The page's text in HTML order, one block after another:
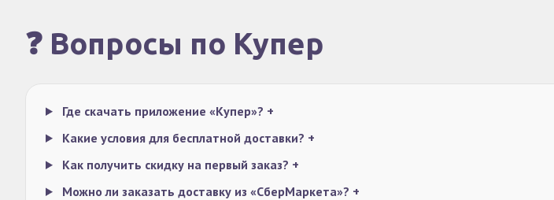
❓ Вопросы по Купер
Где скачать приложение «Купер»? +
Какие условия для бесплатной доставки? +
Как получить скидку на первый заказ? +
Можно ли заказать доставку из «СберМаркета»? +